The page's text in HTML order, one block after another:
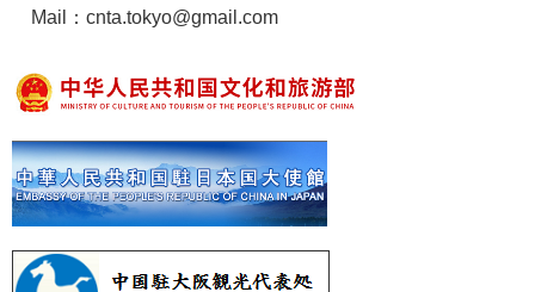
Mail：cnta.tokyo@gmail.com